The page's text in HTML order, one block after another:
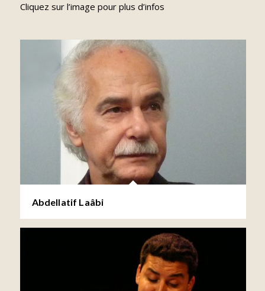
Cliquez sur l’image pour plus d’infos
Abdellatif Laâbi